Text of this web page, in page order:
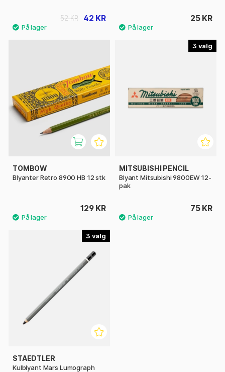
42 KR
52 KR 25 KR
TOMBOW
Blyanter Retro 8900 HB 12 stk
129 KR
3
MITSUBISHI PENCIL
Blyant Mitsubishi 9800EW 12-
pak
75 KR
3
STAEDTLER
Kulblyant Mars Lumograph